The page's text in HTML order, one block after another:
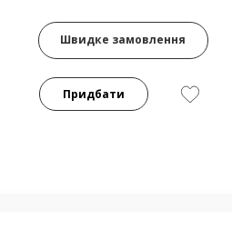
Швидке замовлення
Придбати